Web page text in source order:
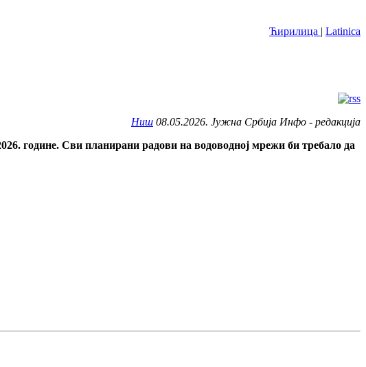
Ћирилица | Latinica
Ниш 08.05.2026. Јужна Србија Инфо - редакција
године. Сви планирани радови на водоводној мрежи би требало да